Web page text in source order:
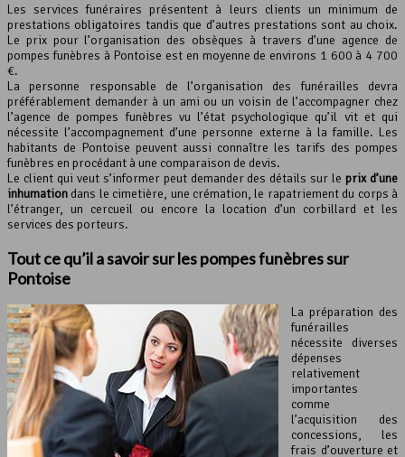
Les services funéraires présentent à leurs clients un minimum de
prestations obligatoires tandis que d’autres prestations sont au choix.
Le prix pour l’organisation des obsèques à travers d’une agence de
pompes funèbres à Pontoise est en moyenne de environs 1 600 à 4 700
€.
La personne responsable de l’organisation des funérailles devra
préférablement demander à un ami ou un voisin de l’accompagner chez
l’agence de pompes funèbres vu l’état psychologique qu’il vit et qui
nécessite l’accompagnement d’une personne externe à la famille. Les
habitants de Pontoise peuvent aussi connaître les tarifs des pompes
funèbres en procédant à une comparaison de devis.
Le client qui veut s’informer peut demander des détails sur le prix d’une
inhumation dans le cimetière, une crémation, le rapatriement du corps à
l’étranger, un cercueil ou encore la location d’un corbillard et les
services des porteurs.
Tout ce qu’il a savoir sur les pompes funèbres sur
Pontoise
La préparation des
funérailles
nécessite diverses
dépenses
relativement
importantes
comme
l’acquisition des
concessions, les
frais d’ouverture et